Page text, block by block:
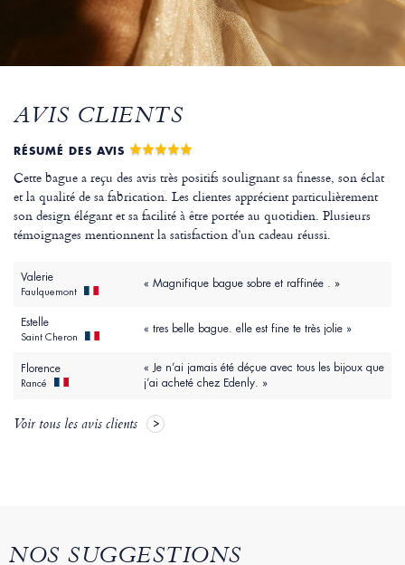
AVIS CLIENTS
RÉSUMÉ DES AVIS
Cette bague a reçu des avis très positifs soulignant sa finesse, son éclat
et la qualité de sa fabrication. Les clientes apprécient particulièrement
son design élégant et sa facilité à être portée au quotidien. Plusieurs
témoignages mentionnent la satisfaction d’un cadeau réussi.
Valerie
Faulquemont
« Magnifique bague sobre et raffinée . »
Estelle
Saint Cheron
« tres belle bague. elle est fine te très jolie »
Florence
Rancé
« Je n’ai jamais été déçue avec tous les bijoux que
j’ai acheté chez Edenly. »
Voir tous les avis clients